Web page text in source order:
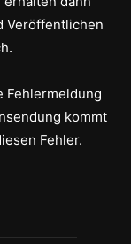
Veröffentlichen
Fehlermeldung
kommt
Fehler.